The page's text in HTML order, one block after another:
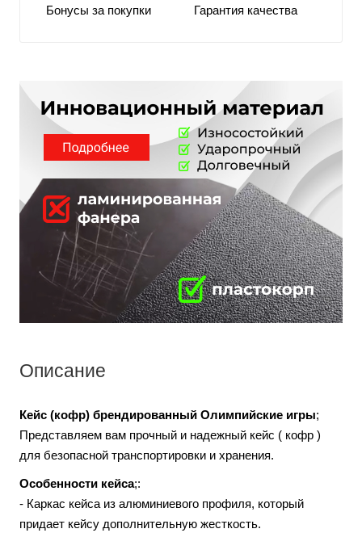
Бонусы за покупки Гарантия качества
Описание
Кейс (кофр) брендированный Олимпийские игры;
Представляем вам прочный и надежный кейс ( кофр )
для безопасной транспортировки и хранения.
Особенности кейса;:
- Каркас кейса из алюминиевого профиля, который
придает кейсу дополнительную жесткость.